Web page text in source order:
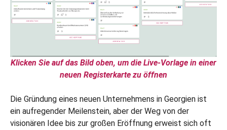
Klicken Sie auf das Bild oben, um die Live-Vorlage in einer
neuen Registerkarte zu öffnen
Die Gründung eines neuen Unternehmens in Georgien ist
ein aufregender Meilenstein, aber der Weg von der
visionären Idee bis zur großen Eröffnung erweist sich oft